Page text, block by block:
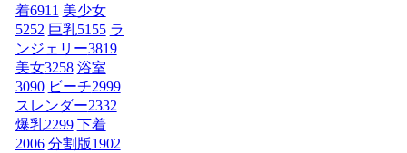
着6911 美少女
5252 巨乳5155 ラ
ンジェリー3819
美女3258 浴室
3090 ビーチ2999
スレンダー2332
爆乳2299 下着
2006 分割版1902